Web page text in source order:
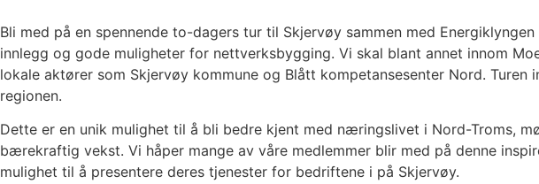
Bli med på en spennende to-dagers tur til Skjervøy sammen med
innlegg og gode muligheter for nettverksbygging. Vi skal blant annet innom
lokale aktører som Skjervøy kommune og Blått kompetansesenter Nord.
regionen.
Dette er en unik mulighet til å bli bedre kjent med næringslivet i Nord-Troms,
bærekraftig vekst. Vi håper mange av våre medlemmer blir med på denne
mulighet til å presentere deres tjenester for bedriftene i på Skjervøy.